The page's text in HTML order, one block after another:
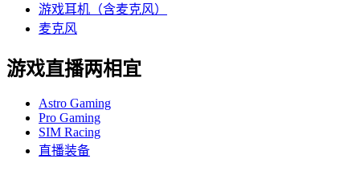
游戏耳机（含麦克风）
麦克风
游戏直播两相宜
Astro Gaming
Pro Gaming
SIM Racing
直播装备